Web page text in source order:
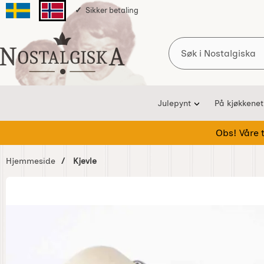
Svenska sidanNorska sidan
Sikker betaling
Startsiden for Nostalgiska
Søk
Julepynt På kjøkkenet
Obs! Våre
Hjemmeside Kjevle